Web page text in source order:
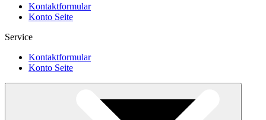
Kontaktformular
Konto Seite
Service
Kontaktformular
Konto Seite